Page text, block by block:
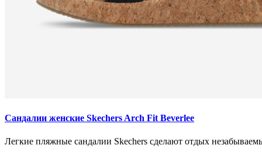
Сандалии женские Skechers Arch Fit Beverlee
Легкие пляжные сандалии Skechers сделают отдых